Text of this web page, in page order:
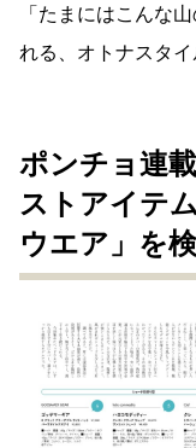
「たまにはこんな
れる、オトナスタイ
ポンチョ連
ストアイテ
ウエア」を検